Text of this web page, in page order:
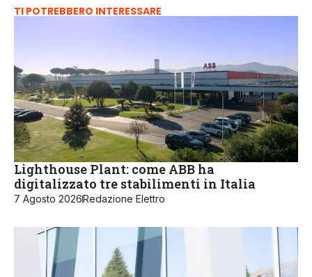
TI POTREBBERO INTERESSARE
Lighthouse Plant: come ABB ha
digitalizzato tre stabilimenti in Italia
7 Agosto 2026Redazione Elettro